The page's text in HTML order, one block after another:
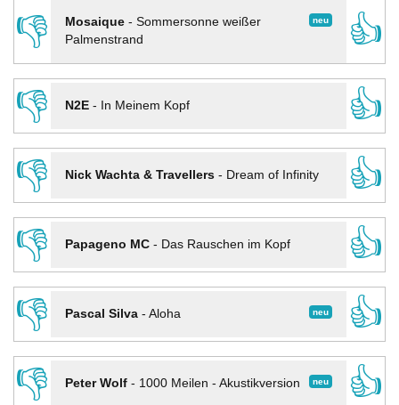
👎
neu
Mosaique- Sommersonne weißer
Palmenstrand
👍
👎
N2E- In Meinem Kopf
👍
👎
Nick Wachta & Travellers- Dream of Infinity
👍
👎
Papageno MC- Das Rauschen im Kopf
👍
👎
neu
Pascal Silva- Aloha
👍
👎
neu
Peter Wolf- 1000 Meilen - Akustikversion
👍